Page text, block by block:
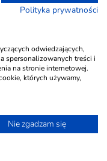
Polityka prywatności
odwiedzających,
spersonalizowanych treści i
na stronie internetowej.
których używamy,
Nie zgadzam się